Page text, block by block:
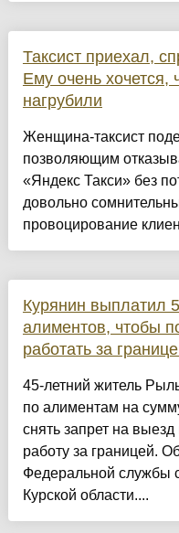
Таксист приехал,
Ему очень хочется,
нагрубили
Женщина-таксист
позволяющим
«Яндекс Такси» без
довольно
провоцирование
Курянин выплатил
алиментов, чтобы
работать за
45-летний житель
по алиментам на
снять запрет на
работу за границей.
Федеральной службы
Курской области....